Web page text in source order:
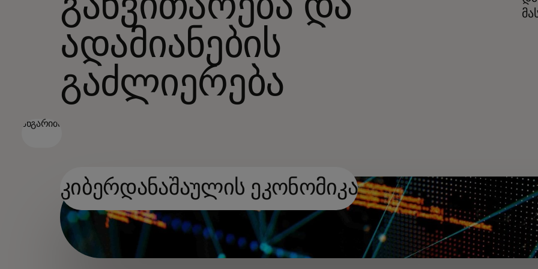
ადამიანების
გაძლიერება
ანგარიში
კიბერდანაშაულის ეკონომიკა